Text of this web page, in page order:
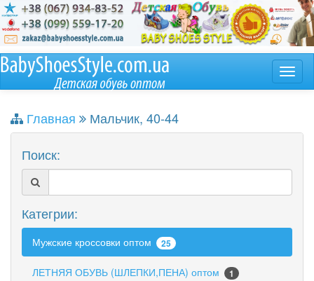
Главная
Мальчик, 40-44
Поиск:
Категрии:
Мужские кроссовки оптом 25
ЛЕТНЯЯ ОБУВЬ (ШЛЕПКИ,ПЕНА) оптом 1